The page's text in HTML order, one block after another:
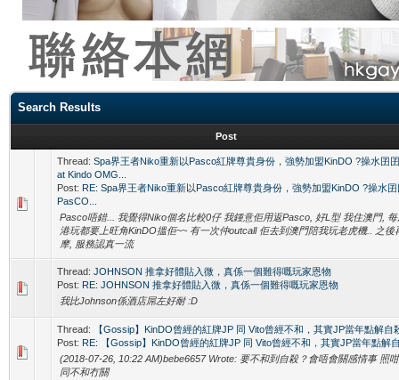
Search Results
Post
Thread: Spa界王者Niko重新以Pasco紅牌尊貴身份，強勢加盟KinDO ?操水囝
at Kindo OMG...
Post: RE: Spa界王者Niko重新以Pasco紅牌尊貴身份，強勢加盟KinDO ?操水囝
PasCO...
Pasco唔錯... 我覺得Niko個名比較0仔 我鍾意佢用返Pasco, 好L型 我住澳門,
港玩都要上旺角KinDO搵佢~~ 有一次仲outcall 佢去到澳門陪我玩老虎機.. 之後
摩, 服務認真一流
Thread: JOHNSON 推拿好體貼入微，真係一個難得嘅玩家恩物
Post: RE: JOHNSON 推拿好體貼入微，真係一個難得嘅玩家恩物
我比Johnson係酒店屌左好耐 :D
Thread:
【Gossip】KinDO曾經的紅牌JP 同 Vito曾經不和，其實JP當年點解自
Post: RE: 【Gossip】KinDO曾經的紅牌JP 同 Vito曾經不和，其實JP當年點解
(2018-07-26, 10:22 AM)bebe6657 Wrote: 要不和到自殺？會唔會關感情事 照
同不和冇關